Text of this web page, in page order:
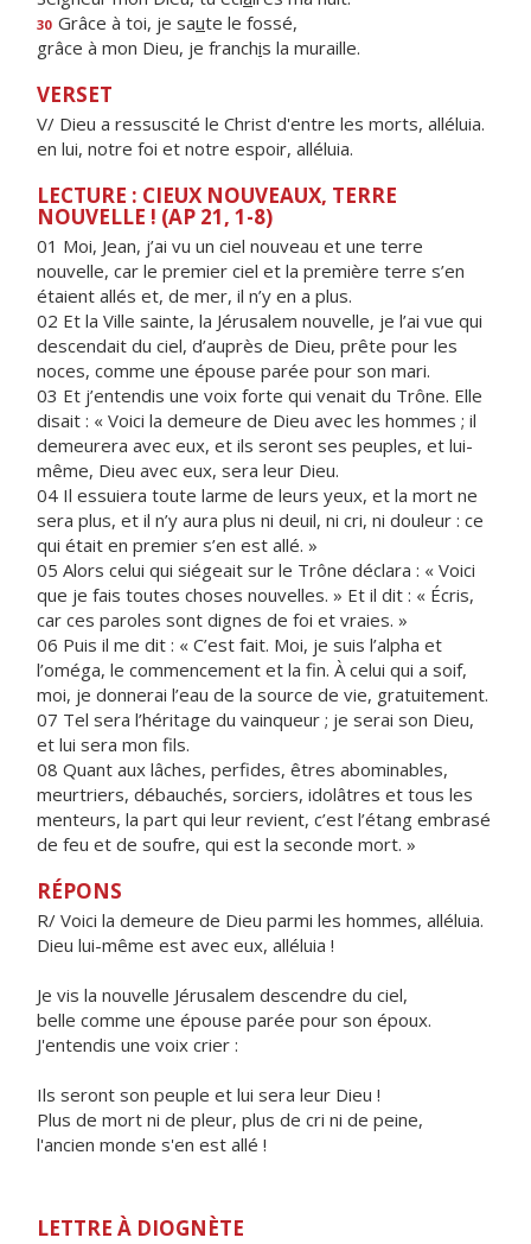
30 Grâce à toi, je saute le fossé,
grâce à mon Dieu, je franchis la muraille.
VERSET
V/ Dieu a ressuscité le Christ d'entre les morts, alléluia.
en lui, notre foi et notre espoir, alléluia.
LECTURE : CIEUX NOUVEAUX, TERRE
NOUVELLE ! (AP 21, 1-8)
01 Moi, Jean, j’ai vu un ciel nouveau et une terre
nouvelle, car le premier ciel et la première terre s’en
étaient allés et, de mer, il n’y en a plus.
02 Et la Ville sainte, la Jérusalem nouvelle, je l’ai vue qui
descendait du ciel, d’auprès de Dieu, prête pour les
noces, comme une épouse parée pour son mari.
03 Et j’entendis une voix forte qui venait du Trône. Elle
disait : « Voici la demeure de Dieu avec les hommes ; il
demeurera avec eux, et ils seront ses peuples, et lui-
même, Dieu avec eux, sera leur Dieu.
04 Il essuiera toute larme de leurs yeux, et la mort ne
sera plus, et il n’y aura plus ni deuil, ni cri, ni douleur : ce
qui était en premier s’en est allé. »
05 Alors celui qui siégeait sur le Trône déclara : « Voici
que je fais toutes choses nouvelles. » Et il dit : « Écris,
car ces paroles sont dignes de foi et vraies. »
06 Puis il me dit : « C’est fait. Moi, je suis l’alpha et
l’oméga, le commencement et la fin. À celui qui a soif,
moi, je donnerai l’eau de la source de vie, gratuitement.
07 Tel sera l’héritage du vainqueur ; je serai son Dieu,
et lui sera mon fils.
08 Quant aux lâches, perfides, êtres abominables,
meurtriers, débauchés, sorciers, idolâtres et tous les
menteurs, la part qui leur revient, c’est l’étang embrasé
de feu et de soufre, qui est la seconde mort. »
RÉPONS
R/ Voici la demeure de Dieu parmi les hommes, alléluia.
Dieu lui-même est avec eux, alléluia !
Je vis la nouvelle Jérusalem descendre du ciel,
belle comme une épouse parée pour son époux.
J'entendis une voix crier :
Ils seront son peuple et lui sera leur Dieu !
Plus de mort ni de pleur, plus de cri ni de peine,
l'ancien monde s'en est allé !
LETTRE À DIOGNÈTE